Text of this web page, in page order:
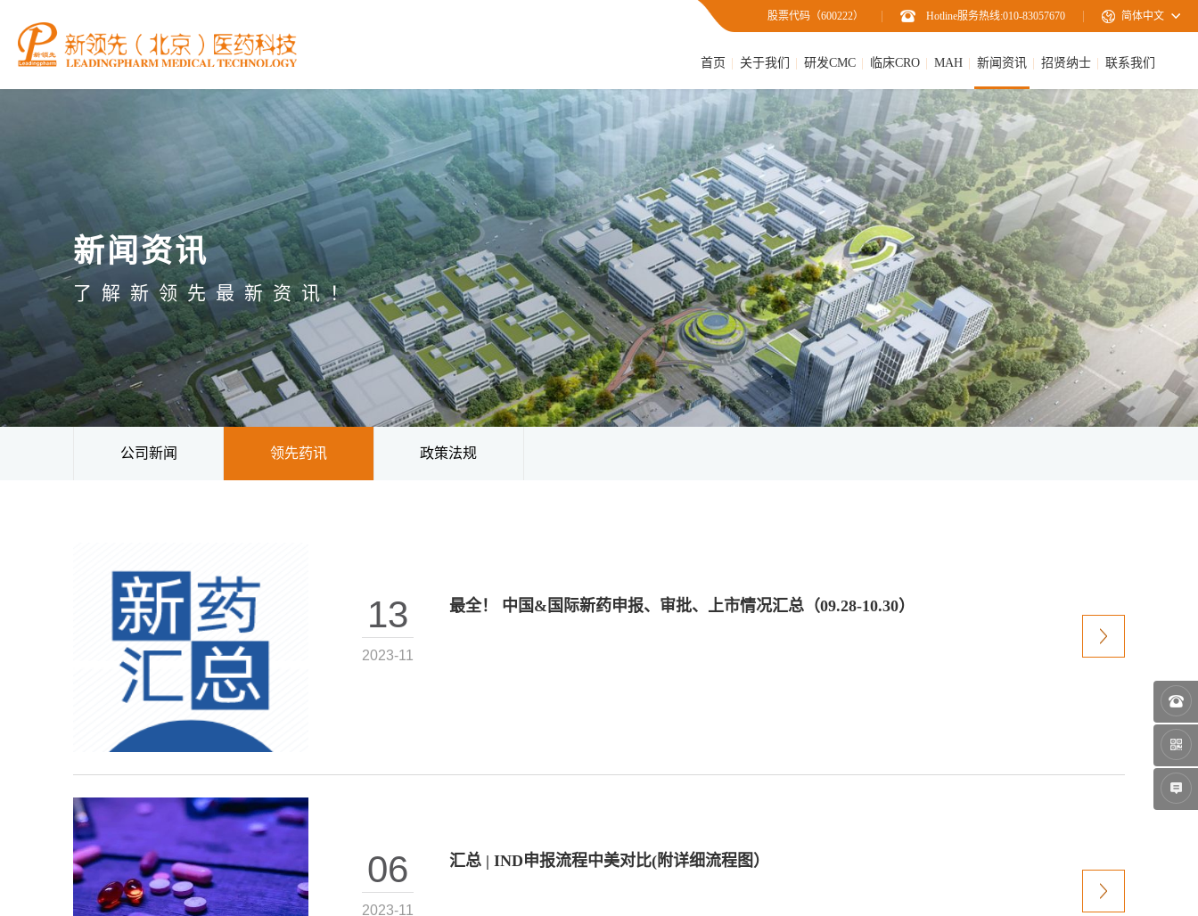
股票代码（600222） Hotline服务热线:010-83057670 简体中文
首页 关于我们 研发CMC 临床CRO MAH 新闻资讯 招贤纳士 联系我们
新闻资讯
了解新领先最新资讯！
公司新闻 领先药讯 政策法规
13
2023-11
最全！ 中国&国际新药申报、审批、上市情况汇总（09.28-10.30）
06
2023-11
汇总 | IND申报流程中美对比(附详细流程图）